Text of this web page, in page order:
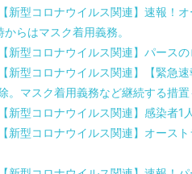
新型コロナウイルス関連】速報！
らはマスク着用義務。
新型コロナウイルス関連】パース
新型コロナウイルス関連】【緊急
。マスク着用義務など継続する措置
新型コロナウイルス関連】感染者1
新型コロナウイルス関連】オース